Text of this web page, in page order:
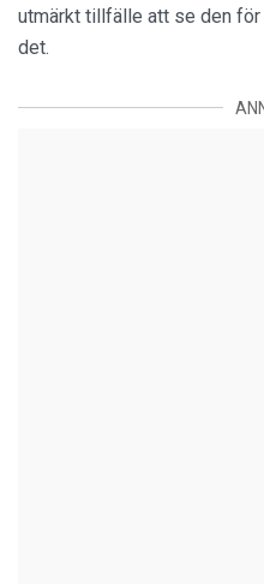
utmärkt tillfälle att se den
det.